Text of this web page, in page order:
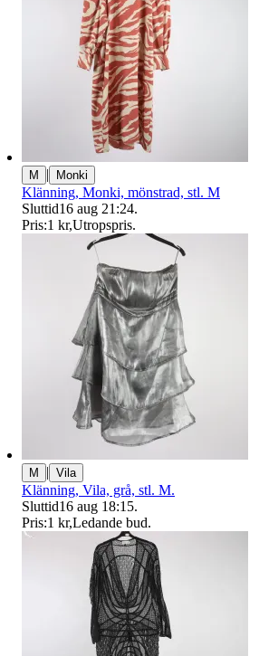
M | Monki
Klänning, Monki, mönstrad, stl. M
Sluttid16 aug 21:24.
Pris:1 kr,Utropspris.
M | Vila
Klänning, Vila, grå, stl. M.
Sluttid16 aug 18:15.
Pris:1 kr,Ledande bud.